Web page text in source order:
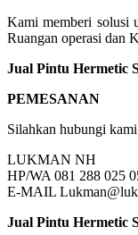
Kami memberi solusi
Ruangan operasi dan
Jual Pintu Hermetic
PEMESANAN
Silahkan hubungi
LUKMAN NH
HP/WA 081 288 025
E-MAIL
Jual Pintu Hermetic